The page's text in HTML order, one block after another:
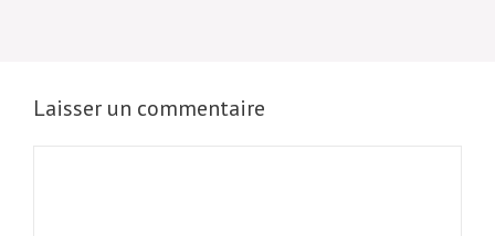
Laisser un commentaire